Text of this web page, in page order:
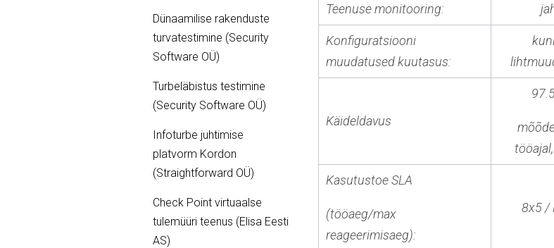
Dünaamilise rakenduste
turvatestimine (Security
Software OÜ)
Turbeläbistus testimine
(Security Software OÜ)
Infoturbe juhtimise
platvorm Kordon
(Straightforward OÜ)
Check Point virtuaalse
tulemüüri teenus (Elisa Eesti
AS)
Teenuse monitooring:
Konfiguratsiooni
muudatused kuutasus:
Käideldavus
Kasutustoe SLA
(tööaeg/max
reageerimisaeg):
8x5 /